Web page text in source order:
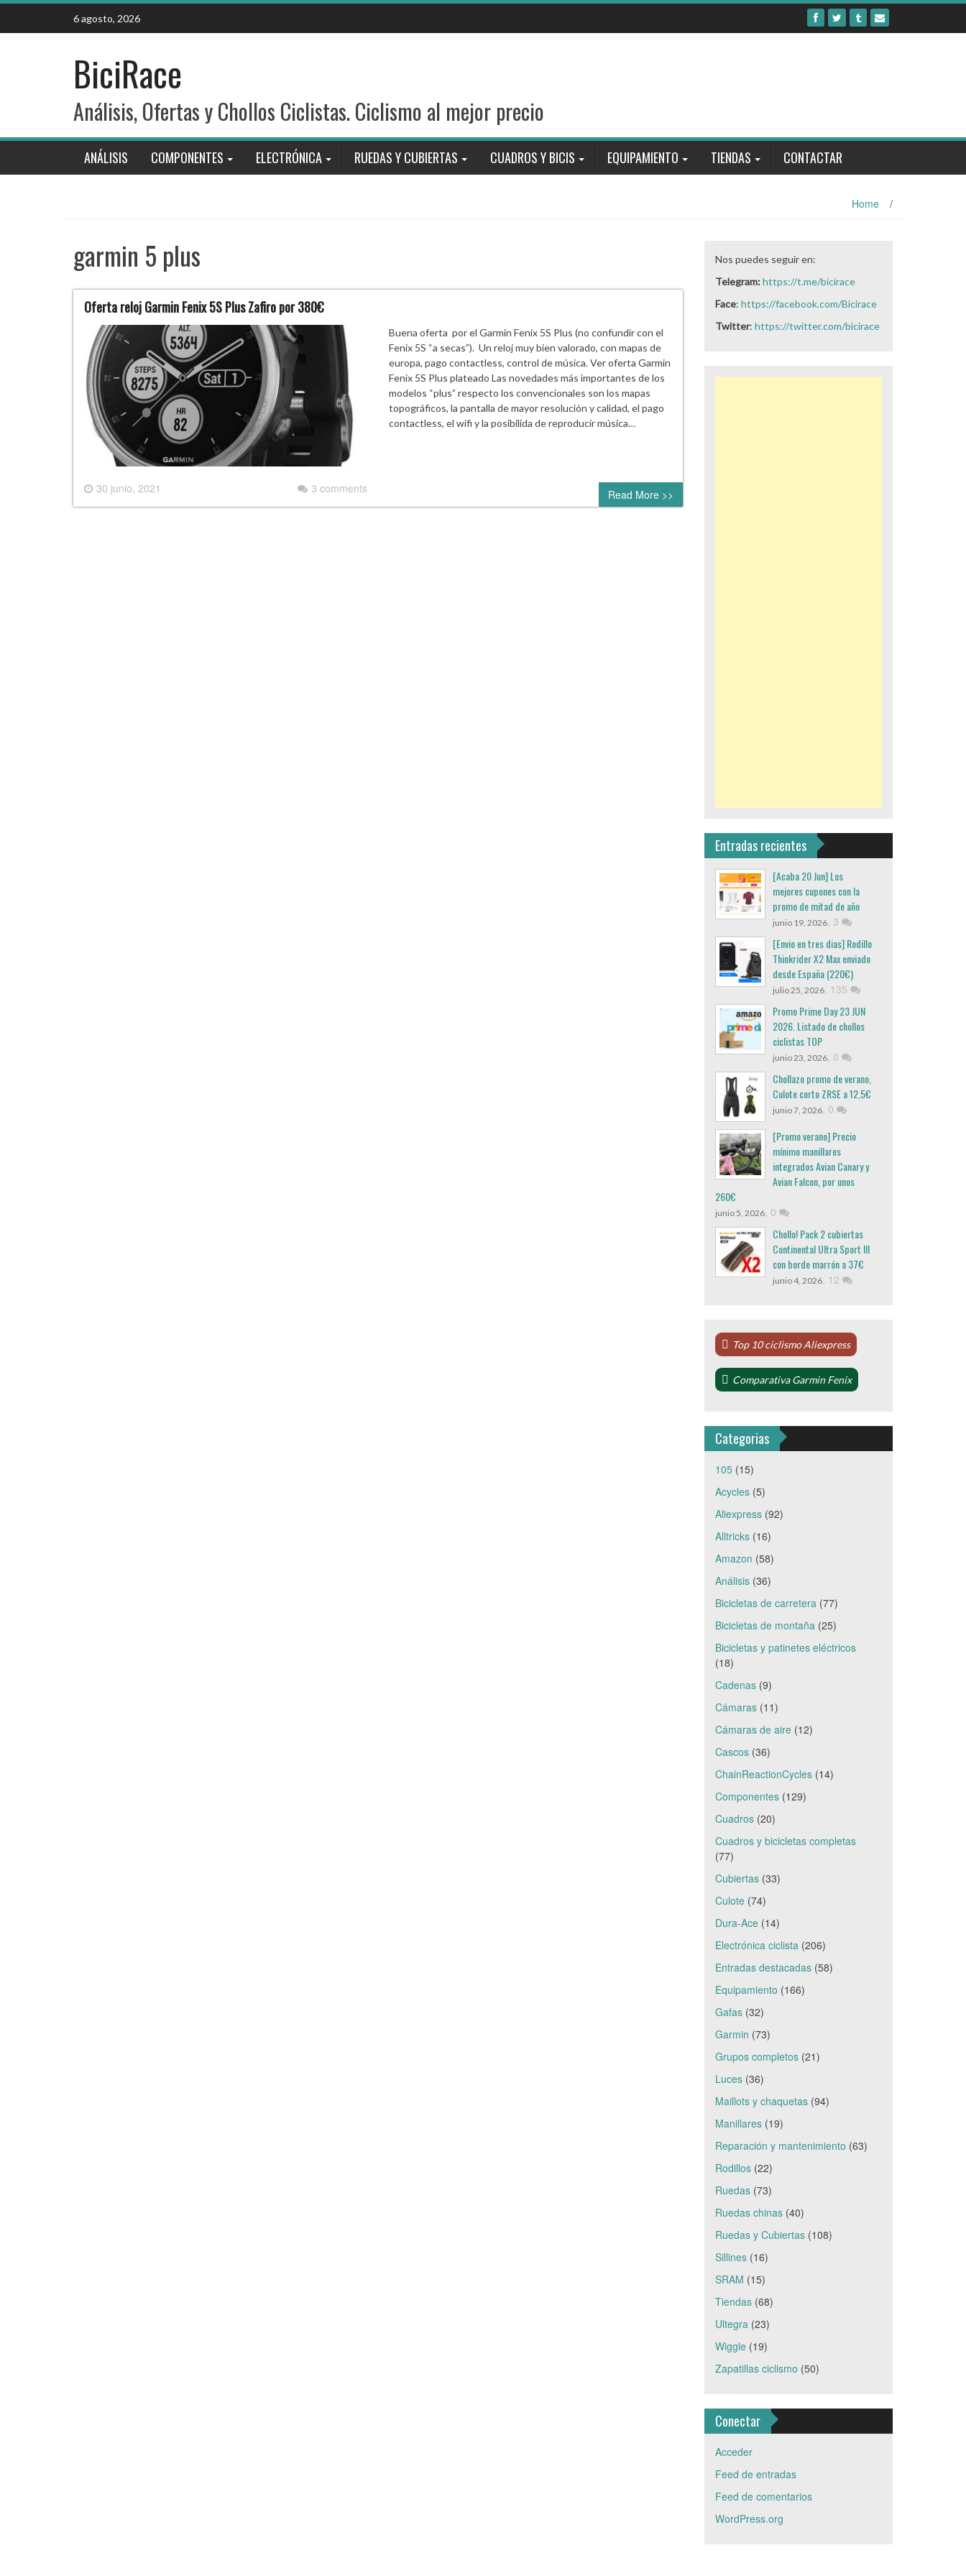
Skip
content
6 agosto, 2026
BiciRace
Análisis, Ofertas y Chollos Ciclistas. Ciclismo al mejor precio
ANÁLISIS COMPONENTES ELECTRÓNICA RUEDAS Y CUBIERTAS CUADROS Y BICIS EQUIPAMIENTO TIENDAS CONTACTAR
Home /
garmin 5 plus
Oferta reloj Garmin Fenix 5S Plus Zafiro por 380€
30 junio, 2021 3 comments
Buena oferta por el Garmin Fenix 5S Plus (no confundir con el
Fenix 5S “a secas”). Un reloj muy bien valorado, con mapas de
europa, pago contactless, control de música. Ver oferta Garmin
Fenix 5S Plus plateado Las novedades más importantes de los
modelos “plus” respecto los convencionales son los mapas
topográficos, la pantalla de mayor resolución y calidad, el pago
contactless, el wifi y la posibilida de reproducir música…
Read More >>
Nos puedes seguir en:
Telegram:https://t.me/bicirace
Face: https://facebook.com/Bicirace
Twitter: https://twitter.com/bicirace
Entradas recientes
[Acaba 20 Jun] Los
mejores cupones con la
promo de mitad de año
junio 19, 2026, 3
[Envio en tres dias] Rodillo
Thinkrider X2 Max enviado
desde España (220€)
julio 25, 2026, 135
Promo Prime Day 23 JUN
2026. Listado de chollos
ciclistas TOP
junio 23, 2026, 0
Chollazo promo de verano,
Culote corto ZRSE a 12,5€
junio 7, 2026, 0
[Promo verano] Precio
mínimo manillares
integrados Avian Canary y
Avian Falcon, por unos
260€
junio 5, 2026, 0
Chollo! Pack 2 cubiertas
Continental Ultra Sport III
con borde marrón a 37€
junio 4, 2026, 12
Top 10 ciclismo Aliexpress
Comparativa Garmin Fenix
Categorias
105(15)
Acycles(5)
Aliexpress(92)
Alltricks(16)
Amazon (58)
Análisis(36)
Bicicletas de carretera(77)
Bicicletas de montaña(25)
Bicicletas y patinetes eléctricos
(18)
Cadenas(9)
Cámaras(11)
Cámaras de aire(12)
Cascos(36)
ChainReactionCycles(14)
Componentes(129)
Cuadros(20)
Cuadros y bicicletas completas
(77)
Cubiertas(33)
Culote(74)
Dura-Ace(14)
Electrónica ciclista(206)
Entradas destacadas(58)
Equipamiento (166)
Gafas(32)
Garmin (73)
Grupos completos(21)
Luces(36)
Maillots y chaquetas(94)
Manillares(19)
Reparación y mantenimiento (63)
Rodillos(22)
Ruedas(73)
Ruedas chinas(40)
Ruedas y Cubiertas(108)
Sillines(16)
SRAM (15)
Tiendas(68)
Ultegra(23)
Wiggle(19)
Zapatillas ciclismo (50)
Conectar
Acceder
Feed de entradas
Feed de comentarios
WordPress.org